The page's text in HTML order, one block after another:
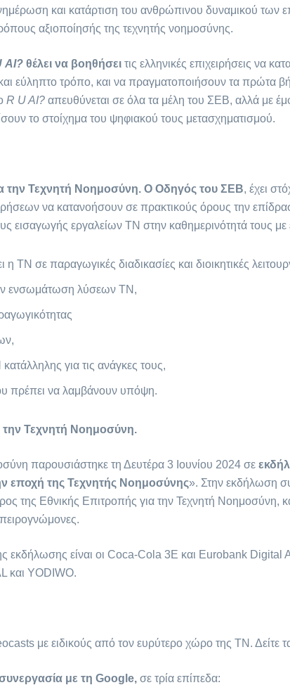
και κατάρτιση του ανθρώπινου δυναμικού των
αξιοποίησής της τεχνητής νοημοσύνης.
AI? θέλει να βοηθήσει τις ελληνικές επιχειρήσεις να
εύληπτο τρόπο, και να πραγματοποιήσουν τα πρώτα
R U AI?απευθύνεται σε όλα τα μέλη του ΣΕΒ, αλλά με
το στοίχημα του ψηφιακού τους μετασχηματισμού.
την Τεχνητή Νοημοσύνη. Ο Οδηγός του ΣΕΒ, έχει
να κατανοήσουν σε πρακτικούς όρους την
εισαγωγής εργαλείων ΤΝ στην καθημερινότητά τους με
ΤΝ σε παραγωγικές διαδικασίες και διοικητικές
ενσωμάτωση λύσεων ΤΝ,
για τις ανάγκες τους,
πρέπει να λαμβάνουν υπόψη.
Τεχνητή Νοημοσύνη.
παρουσιάστηκε τη Δευτέρα 3 Ιουνίου 2024 σε
εποχή της Τεχνητής Νοημοσύνης». Στην εκδήλωση
της Εθνικής Επιτροπής για την Τεχνητή Νοημοσύνη,
εκδήλωσης είναι οι Coca-Cola 3E και Eurobank Digital
και YODIWO.
με ειδικούς από τον ευρύτερο χώρο της ΤΝ. Δείτε
με τη Google,σε τρία επίπεδα: